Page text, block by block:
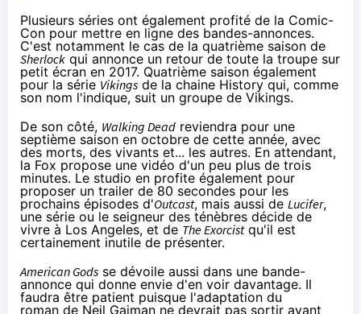
Plusieurs séries ont également profité de la Comic-
Con pour mettre en ligne des bandes-annonces.
C'est notamment le cas de la quatrième saison de
Sherlock qui annonce un retour de toute la troupe sur
petit écran en 2017. Quatrième saison également
pour la série Vikings de la chaine History qui, comme
son nom l'indique, suit un groupe de Vikings.
De son côté, Walking Dead reviendra pour une
septième saison en octobre de cette année, avec
des morts, des vivants et... les autres. En attendant,
la Fox propose une vidéo d'un peu plus de trois
minutes. Le studio en profite également pour
proposer un trailer de 80 secondes pour les
prochains épisodes d'Outcast, mais aussi de Lucifer,
une série ou le seigneur des ténèbres décide de
vivre à Los Angeles, et de The Exorcistqu'il est
certainement inutile de présenter.
American Gods se dévoile aussi dans une bande-
annonce qui donne envie d'en voir davantage. Il
faudra être patient puisque l'adaptation du
roman de Neil Gaiman ne devrait pas sortir avant